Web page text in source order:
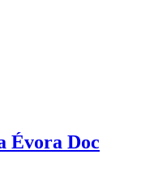
Évora Doc